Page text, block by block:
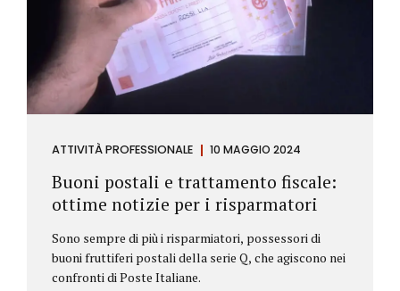
ATTIVITÀ PROFESSIONALE 10 MAGGIO 2024
Buoni postali e trattamento fiscale:
ottime notizie per i risparmatori
Sono sempre di più i risparmiatori, possessori di
buoni fruttiferi postali della serie Q, che agiscono nei
confronti di Poste Italiane.